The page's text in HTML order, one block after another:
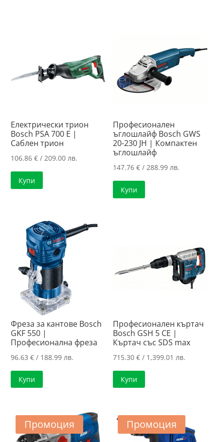
Електрически трион
Bosch PSA 700 E |
Саблен трион
106.86€ / 209.00 лв.
Купи
Професионален
ъглошлайф Bosch GWS
20-230 JH | Компактен
ъглошлайф
147.76€ / 288.99 лв.
Купи
Фреза за кантове Bosch
GKF 550 |
Професионална фреза
96.63€ / 188.99 лв.
Купи
Професионален къртач
Bosch GSH 5 CE |
Къртач със SDS max
715.30€ / 1,399.01 лв.
Купи
Промоция Промоция